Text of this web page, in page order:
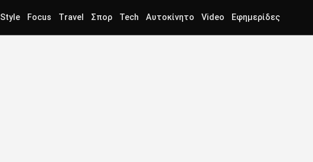
Style Focus Travel Σπορ Tech Αυτοκίνητο Video Εφημερίδες